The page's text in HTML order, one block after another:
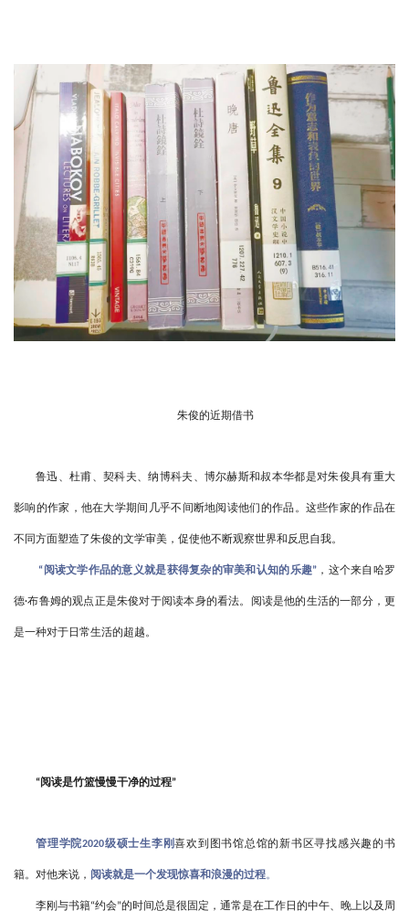
朱俊的近期借书
鲁迅、杜甫、契科夫、纳博科夫、博尔赫斯和叔本华都是对朱俊具有重大
影响的作家，他在大学期间几乎不间断地阅读他们的作品。这些作家的作品在
不同方面塑造了朱俊的文学审美，促使他不断观察世界和反思自我。
“ 阅读文学作品的意义就是获得复杂的审美和认知的乐趣” ，这个来自哈罗
德·布鲁姆的观点正是朱俊对于阅读本身的看法。阅读是他的生活的一部分，更
是一种对于日常生活的超越。
“阅读是竹篮慢慢干净的过程”
管理学院2020级硕士生李刚喜欢到图书馆总馆的新书区寻找感兴趣的书
籍。对他来说， 阅读就是一个发现惊喜和浪漫的过程。
李刚与书籍“约会”的时间总是很固定，通常是在工作日的中午、晚上以及周